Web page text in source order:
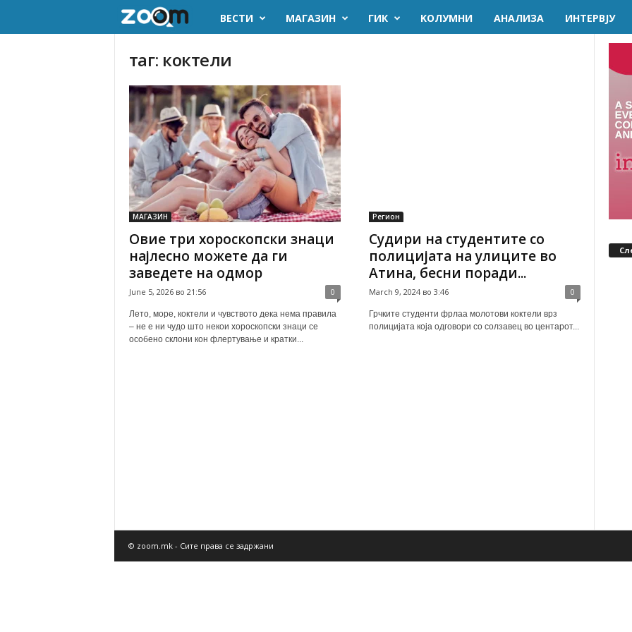
m
.
m
k
ВЕСТИ МАГАЗИН ГИК KОЛУМНИ AНАЛИЗА ИНТЕРВЈУ
таг: коктели
МАГАЗИН
Овие три хороскопски знаци
најлесно можете да ги
заведете на одмор
June 5, 2026 во 21:56 0
Лето, море, коктели и чувството дека нема правила
– не е ни чудо што некои хороскопски знаци се
особено склони кон флертување и кратки...
Регион
Судири на студентите со
полицијата на улиците во
Атина, бесни поради...
March 9, 2024 во 3:46 0
Грчките студенти фрлаа молотови коктели врз
полицијата која одговори со солзавец во центарот...
© zoom.mk - Сите права се задржани